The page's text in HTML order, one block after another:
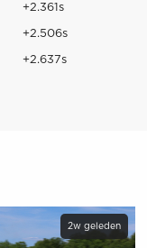
+2.361s
+2.506s
+2.637s
2w geleden